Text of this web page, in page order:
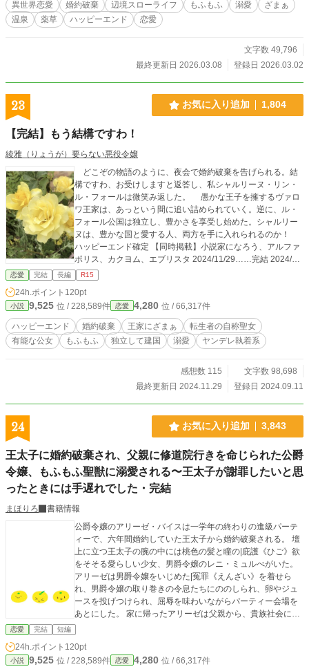
物だ。教会に引き渡せ」 王都から届く回収命令 。密猟者の影
。弱まる結界 。 ――守る側だったはずの獣が、道具として奪
異世界恋愛 婚約破棄 辺境スローライフ もふもふ 溺愛
ざまぁ
温泉
薬草 ハッピーエンド 恋愛
文字数 49,796
最終更新日 2026.03.08
登録日 2026.03.02
23 お気に入り追加 1,804
【完結】もう結構ですわ！
綾雅（りょうが）要らない悪役令嬢
どこぞの物語のように、夜会で婚約破棄を告げられる。結
構ですわ、お受けしますと返答し、私シャルリーヌ・リン・
ル・フォールは微笑み返した。 愚かな王子を擁するヴァロ
ワ王家は、あっという間に追い詰められていく。逆に、ル・
フォール公国は独立し、豊かさを享受し始めた。シャルリー
ヌは、豊かな国と愛する人、両方を手に入れられるのか！
ハッピーエンド確定 【同時掲載】小説家になろう、アルファ
ポリス、カクヨム、エブリスタ 2024/11/29……完結 2024/09/
12……小説家になろう 異世界日間連載 7位 恋愛日間連
載 11位 2024/09/12……エブリスタ、恋愛ファンタジー 1
位 2024/09/12……カクヨム恋愛日間 4位、週間 65位 202
4/09/12……アルファポリス、女性向けHOT 42位 2024/09/1
1……連載開始
恋愛 完結 長編 R15
24h.ポイント 120pt
小説 9,525 位 / 228,589件 恋愛 4,280 位 / 66,317件
ハッピーエンド 婚約破棄 王家にざまぁ
転生者の自称聖女
有能な公女
もふもふ 独立して建国 溺愛 ヤンデレ執着系
感想数 115
文字数 98,698
最終更新日 2024.11.29
登録日 2024.09.11
24 お気に入り追加 3,843
王太子に婚約破棄され、父親に修道院行きを命じられた公爵
令嬢、もふもふ聖獣に溺愛される〜王太子が謝罪したいと思
ったときには手遅れでした・完結
まほりろ
書籍情報
公爵令嬢のアリーゼ・バイスは一学年の終わりの進級パーテ
ィーで、六年間婚約していた王太子から婚約破棄される。 壇
上に立つ王太子の腕の中には桃色の髪と瞳の|庇護《ひご》欲
をそそる愛らしい少女、男爵令嬢のレニ・ミュルべがいた。
アリーゼは男爵令嬢をいじめた|冤罪《えんざい》を着せら
れ、男爵令嬢の取り巻きの令息たちにののしられ、卵やジュ
ースを投げつけられ、屈辱を味わいながらパーティー会場を
あとにした。 家に帰ったアリーゼは父親から、貴族社会に向
いてないと言われ修道院行きを命じられる。 修道院には人懐
っこい仔猫がいて……アリーゼは仔猫の愛らしさにメロメロ
になる。 しかし仔猫の正体は聖獣で……。 表紙素材はあぐり
りんこ様よりお借りしております。 「Copyright（C）2021-
恋愛 完結 短編
24h.ポイント 120pt
小説 9,525 位 / 228,589件 恋愛 4,280 位 / 66,317件